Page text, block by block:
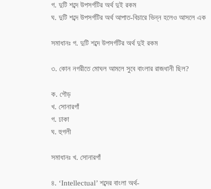
গ. দুটি শব্দে উপসর্গটির অর্থ দুই রকম
ঘ. দুটি শব্দে উপসর্গটির অর্থ আপাত-বিচারে ভিন্ন হলেও আসলে এক
সমাধানঃ গ. দুটি শব্দে উপসর্গটির অর্থ দুই রকম
৩. কোন নগরীতে মোঘল আমলে সুবে বাংলার রাজধানী ছিল?
ক. গৌড়
খ. সোনারগাঁ
গ. ঢাকা
ঘ. হুগলী
সমাধানঃ খ. সোনারগাঁ
৪. ‘Intellectual’ শব্দের বাংলা অর্থ-